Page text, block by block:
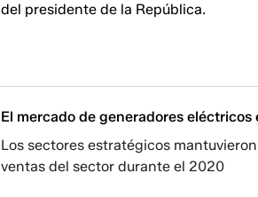
del presidente de la República.
El mercado de generadores eléctricos
Los sectores estratégicos
ventas del sector durante el 2020